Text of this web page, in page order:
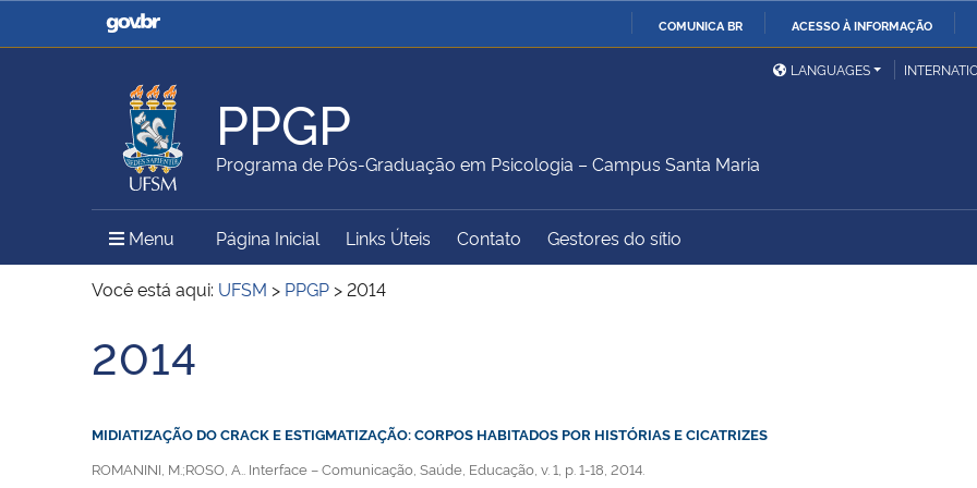
COMUNICA BR ACESSO À INFORMAÇÃO
Casa Civil
Ministério da Justiça e
Ministério da Defesa
Ministério das Relações
Exteriores
Ministério da Agricultura,
Pecuária e Abastecimento
Ministério da Educação
Ministério do Meio Ambiente Ministério do Turismo
Ministério do
Secretaria de Governo
LANGUAGES
PPGP
Programa de Pós-Graduação em Psicologia – Campus Santa Maria
Menu Menu Principal do Sítio
Página Inicial Links Úteis Contato Gestores do sítio
Você está aqui: UFSM > PPGP >2014
Início do conteúdo
2014
MIDIATIZAÇÃO DO CRACK E ESTIGMATIZAÇÃO: CORPOS HABITADOS POR HISTÓRIAS E CICATRIZES
ROMANINI, M.;ROSO, A.. Interface – Comunicação, Saúde, Educação, v. 1, p. 1-18, 2014.